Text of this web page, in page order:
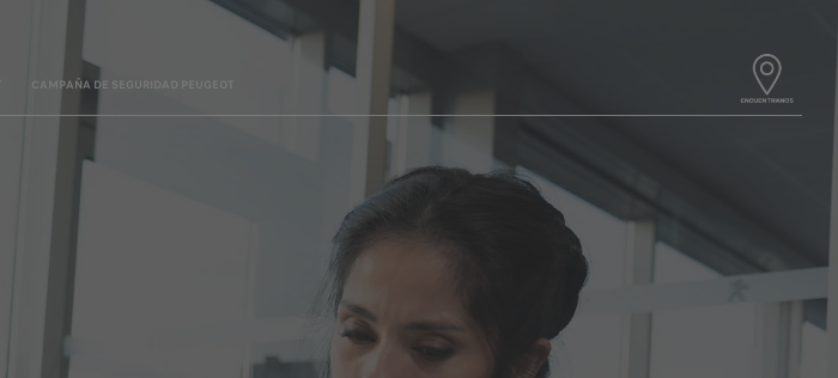
CAMPAÑA DE SEGURIDAD PEUGEOT